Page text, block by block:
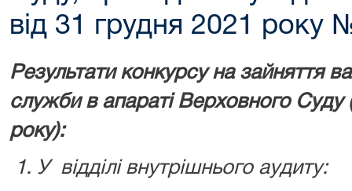
від 31 грудня 2021 року
Результати конкурсу на зайняття
служби в апараті Верховного Суду
року):
1. У відділі внутрішнього аудиту: